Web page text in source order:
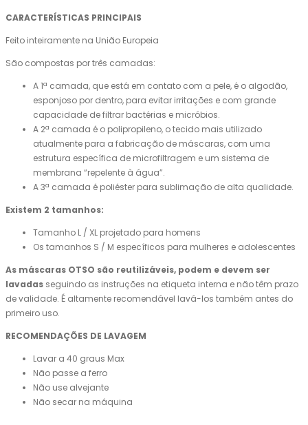
CARACTERÍSTICAS PRINCIPAIS
Feito inteiramente na União Europeia
São compostas por três camadas:
A 1ª camada, que está em contato com a pele, é o algodão,
esponjoso por dentro, para evitar irritações e com grande
capacidade de filtrar bactérias e micróbios.
A 2ª camada é o polipropileno, o tecido mais utilizado
atualmente para a fabricação de máscaras, com uma
estrutura específica de microfiltragem e um sistema de
membrana “repelente à água”.
A 3ª camada é poliéster para sublimação de alta qualidade.
Existem 2 tamanhos:
Tamanho L / XL projetado para homens
Os tamanhos S / M específicos para mulheres e adolescentes
As máscaras OTSO são reutilizáveis, podem e devem ser
lavadas seguindo as instruções na etiqueta interna e não têm prazo
de validade. É altamente recomendável lavá-los também antes do
primeiro uso.
RECOMENDAÇÕES DE LAVAGEM
Lavar a 40 graus Max
Não passe a ferro
Não use alvejante
Não secar na máquina